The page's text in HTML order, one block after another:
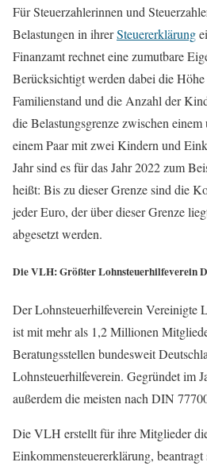
Für Steuerzahlerinnen und
Belastungen in ihrerSteuererklärung
Finanzamt rechnet eine zumutbare
Berücksichtigt werden dabei die
Familienstand und die Anzahl der
die Belastungsgrenze zwischen
einem Paar mit zwei Kindern und
Jahr sind es für das Jahr 2022 zum
heißt: Bis zu dieser Grenze sind die
jeder Euro, der über dieser Grenze
abgesetzt werden.
Die VLH: Größter Lohnsteuerhilfeverein
Der Lohnsteuerhilfeverein Vereinigte
ist mit mehr als 1,2 Millionen
Beratungsstellen bundesweit
Lohnsteuerhilfeverein. Gegründet im
außerdem die meisten nach DIN
Die VLH erstellt für ihre Mitglieder
Einkommensteuererklärung, beantragt